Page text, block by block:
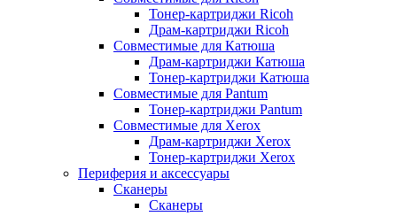
Тонер-картриджи Ricoh
Драм-картриджи Ricoh
Совместимые для Катюша
Драм-картриджи Катюша
Тонер-картриджи Катюша
Совместимые для Pantum
Тонер-картриджи Pantum
Совместимые для Xerox
Драм-картриджи Xerox
Тонер-картриджи Xerox
Периферия и аксессуары
Сканеры
Сканеры